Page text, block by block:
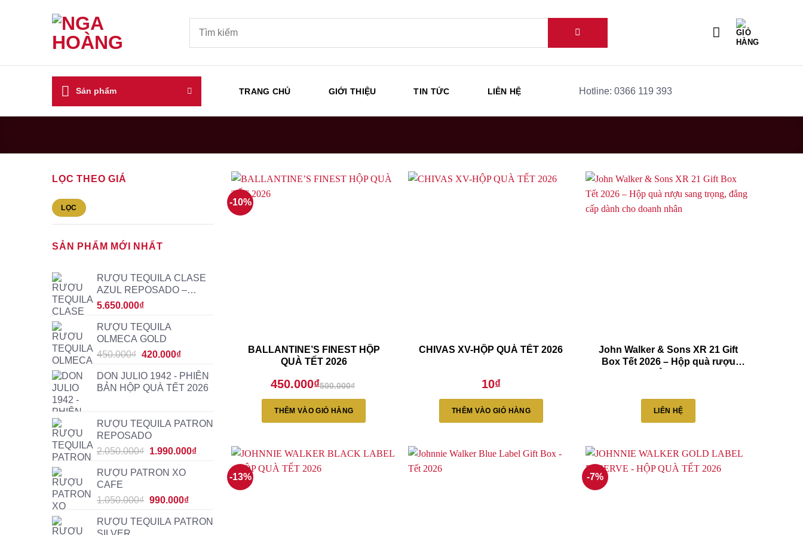
Sản phẩm TRANG CHỦ GIỚI THIỆU TIN TỨC LIÊN HỆ Hotline: 0366 119 393
LỌC THEO GIÁ
Giá
tối
thiểu
Giá
tối
đa
LỌC
SẢN PHẨM MỚI NHẤT
RƯỢU TEQUILA CLASE
AZUL REPOSADO –
RƯỢU NGOẠI CAO CẤP
5.650.000₫
RƯỢU TEQUILA
OLMECA GOLD
450.000₫ Giá
là:
450.000₫.
420.000₫Giá
tại
là:
DON JULIO 1942 - PHIÊN
BẢN HỘP QUÀ TẾT 2026
RƯỢU TEQUILA PATRON
REPOSADO
2.050.000₫ Giá
là:
1.990.000₫Giá
RƯỢU PATRON XO
CAFE
1.050.000₫ Giá
là:
990.000₫Giá
tại
RƯỢU TEQUILA PATRON
-10%
BALLANTINE’S FINEST HỘP
QUÀ TẾT 2026
500.000₫
gốc
là:
450.000₫
hiện
tại
THÊM VÀO GIỎ HÀNG
CHIVAS XV-HỘP QUÀ TẾT 2026
10₫
THÊM VÀO GIỎ HÀNG
John Walker & Sons XR 21 Gift
Box Tết 2026 – Hộp quà rượu
LIÊN HỆ
-13% -7%